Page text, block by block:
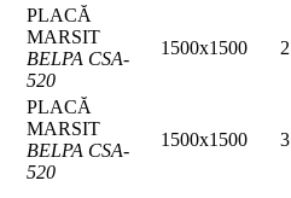
PLACĂ
MARSIT
BELPA CSA-
520
1500x1500 2
PLACĂ
MARSIT
BELPA CSA-
520
1500x1500 3